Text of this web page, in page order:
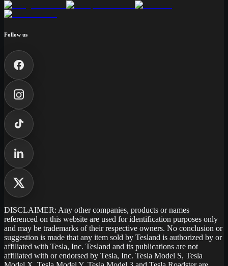
Follow us
DISCLAIMER: Any other companies, products or names
referenced on this website are used for identification purposes only
and may be trademarks of their respective owners. No conclusion or
suggestion is made that any item sold by Tesland is authorized by or
affiliated with Tesla, Inc. Tesland and its publications are not
affiliated with or endorsed by Tesla, Inc. Tesla Model S, Tesla